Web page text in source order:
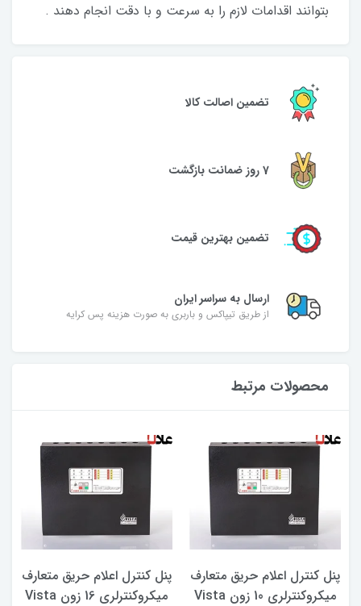
بتوانند اقدامات لازم را به سرعت و با دقت انجام دهند .
تضمین اصالت کالا
7 روز ضمانت بازگشت
تضمین بهترین قیمت
ارسال به سراسر ایران
از طریق تیپاکس و باربری به صورت هزینه پس کرایه
محصولات مرتبط
پنل کنترل اعلام حریق متعارف
میکروکنترلری 10 زون Vista
پنل کنترل اعلام حریق متعارف
میکروکنترلری 16 زون Vista